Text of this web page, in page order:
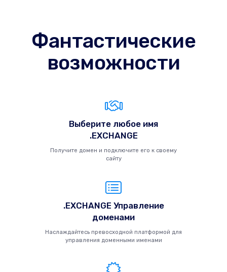
Фантастические
возможности
Выберите любое имя
.EXCHANGE
Получите домен и подключите его к своему
сайту
.EXCHANGE Управление
доменами
Наслаждайтесь превосходной платформой для
управления доменными именами